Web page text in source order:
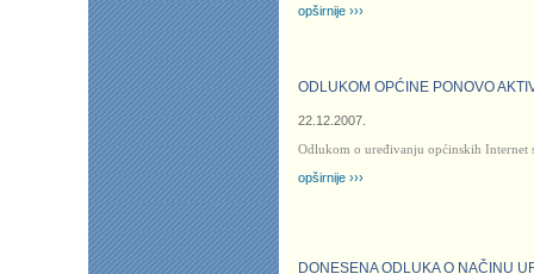
opširnije ›››
ODLUKOM OPĆINE PONOVO
22.12.2007.
Odlukom o uređivanju općinskih Internet
opširnije ›››
DONESENA ODLUKA O NAČINU